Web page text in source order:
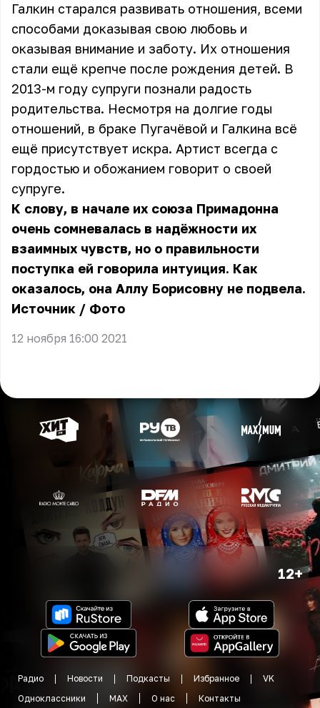
Галкин старался развивать отношения, всеми
способами доказывая свою любовь и
оказывая внимание и заботу. Их отношения
стали ещё крепче после рождения детей. В
2013-м году супруги познали радость
родительства. Несмотря на долгие годы
отношений, в браке Пугачёвой и Галкина всё
ещё присутствует искра. Артист всегда с
гордостью и обожанием говорит о своей
супруге.
К слову, в начале их союза Примадонна
очень сомневалась в надёжности их
взаимных чувств, но о правильности
поступка ей говорила интуиция. Как
оказалось, она Аллу Борисовну не подвела.
Источник / Фото
12 ноября 16:00 2021
12+
Радио Новости Подкасты Избранное
VK
Одноклассники
MAX О нас Контакты